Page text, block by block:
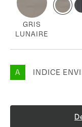
GRIS
LUNAIRE
A INDICE